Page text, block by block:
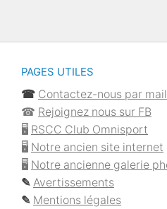
PAGES UTILES
☎︎ Contactez-nous par mail
☎︎ Rejoignez nous sur FB
🖥 RSCC Club Omnisport
🖥 Notre ancien site internet
🖥 Notre ancienne galerie
✎ Avertissements
✎ Mentions légales